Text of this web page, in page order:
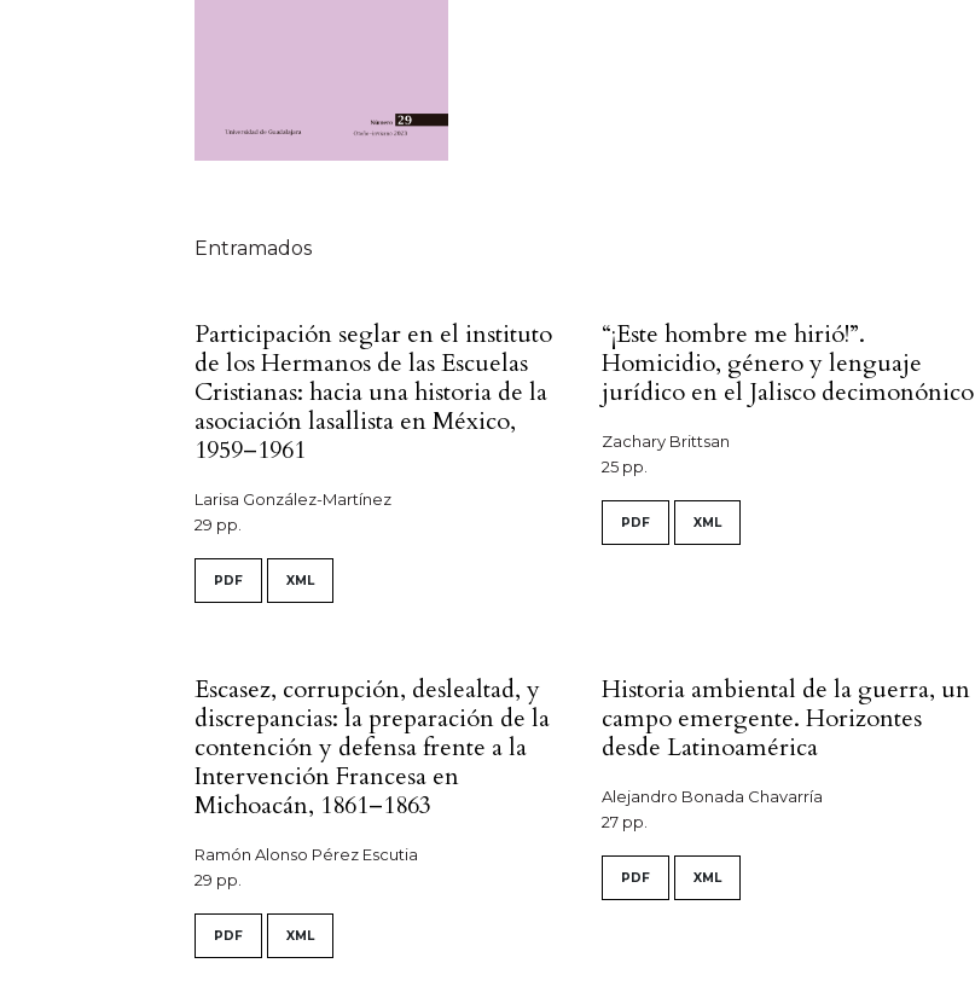
Entramados
Participación seglar en el instituto
de los Hermanos de las Escuelas
Cristianas: hacia una historia de la
asociación lasallista en México,
1959–1961
Larisa González-Martínez
29 pp.
PDF XML
“¡Este hombre me hirió!”.
Homicidio, género y lenguaje
jurídico en el Jalisco decimonónico
Zachary Brittsan
25 pp.
PDF XML
Escasez, corrupción, deslealtad, y
discrepancias: la preparación de la
contención y defensa frente a la
Intervención Francesa en
Michoacán, 1861–1863
Ramón Alonso Pérez Escutia
29 pp.
PDF XML
Historia ambiental de la guerra, un
campo emergente. Horizontes
desde Latinoamérica
Alejandro Bonada Chavarría
27 pp.
PDF XML